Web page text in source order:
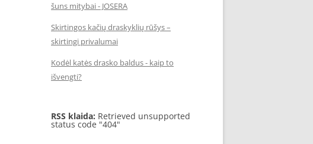
šuns mitybai - JOSERA
Skirtingos kačių draskyklių rūšys –
skirtingi privalumai
Kodėl katės drasko baldus - kaip to
išvengti?
RSS klaida: Retrieved unsupported
status code "404"